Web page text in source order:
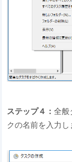
ステップ４：全般
クの名前を入力し